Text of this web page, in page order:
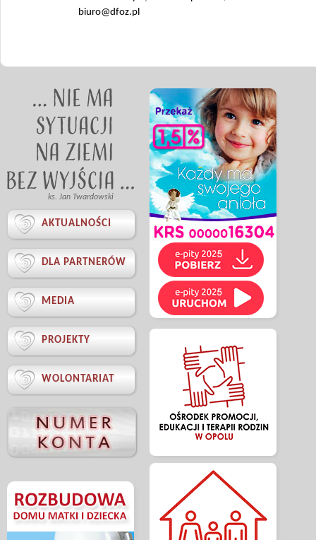
biuro@dfoz.pl
ks. Jan Twardowski
 AKTUALNOŚCI
 DLA PARTNERÓW
 MEDIA
 PROJEKTY
 WOLONTARIAT